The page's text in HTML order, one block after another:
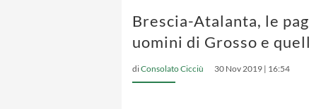
Brescia-Atalanta, le
uomini di Grosso e
diConsolato Cicciù 30 Nov 2019 | 16:54